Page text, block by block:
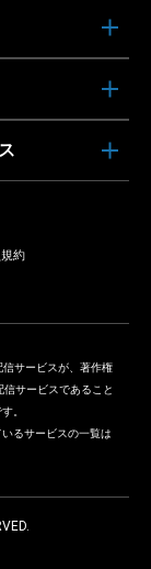
約
サービスが、著作権
サービスであること
。
るサービスの一覧は